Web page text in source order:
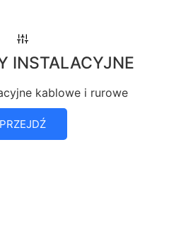
INSTALACYJNE
kablowe i rurowe
PRZEJDŹ